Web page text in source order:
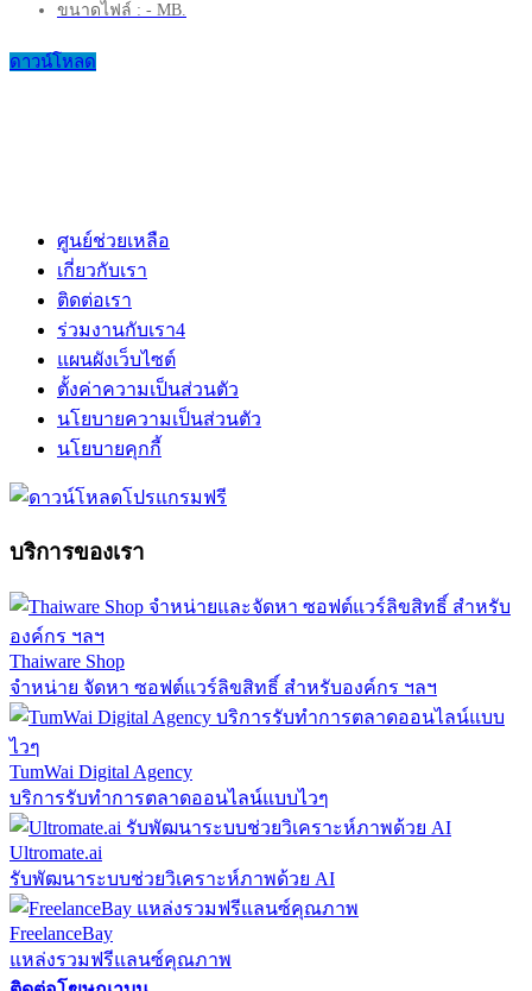
ขนาดไฟล์ : - MB.
ดาวน์โหลด
ศูนย์ช่วยเหลือ
เกี่ยวกับเรา
ติดต่อเรา
ร่วมงานกับเรา4
แผนผังเว็บไซต์
ตั้งค่าความเป็นส่วนตัว
นโยบายความเป็นส่วนตัว
นโยบายคุกกี้
บริการของเรา
Thaiware Shop
จำหน่าย จัดหา ซอฟต์แวร์ลิขสิทธิ์ สำหรับองค์กร ฯลฯ
TumWai Digital Agency
บริการรับทำการตลาดออนไลน์แบบไวๆ
Ultromate.ai
รับพัฒนาระบบช่วยวิเคราะห์ภาพด้วย AI
FreelanceBay
แหล่งรวมฟรีแลนซ์คุณภาพ